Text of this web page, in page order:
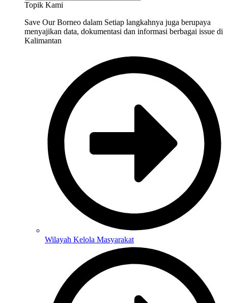
Topik Kami
Save Our Borneo dalam Setiap langkahnya juga berupaya
menyajikan data, dokumentasi dan informasi berbagai issue di
Kalimantan
Wilayah Kelola Masyarakat